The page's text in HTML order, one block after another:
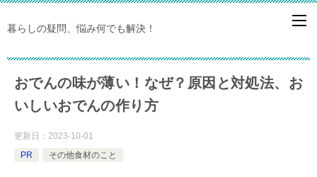
暮らしの疑問、悩み何でも解決！
おでんの味が薄い！なぜ？原因と対処法、お
いしいおでんの作り方
更新日： 2023-10-01
PR
その他食材のこと